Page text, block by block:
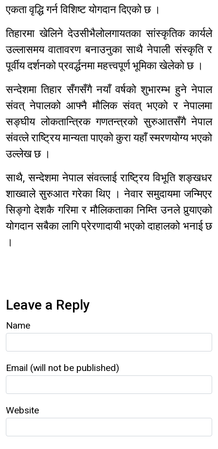
एकता वृद्धि गर्न विशिष्ट योगदान दिएको छ ।
तिहारमा खेलिने देउसीभैलोलगायतका सांस्कृतिक कार्यले
उल्लासमय वातावरण बनाउनुका साथै नेपाली संस्कृति र
पूर्वीय दर्शनको प्रवर्द्धनमा महत्त्वपूर्ण भूमिका खेलेको छ ।
सन्देशमा तिहार सँगसँगै नयाँ वर्षको शुभारम्भ हुने नेपाल
संवत् नेपालको आफ्नै मौलिक संवत् भएको र नेपालमा
सङ्घीय लोकतान्त्रिक गणतन्त्रको सुरुआतसँगै नेपाल
संवत्ले राष्ट्रिय मान्यता पाएको कुरा यहाँ स्मरणयोग्य भएको
उल्लेख छ ।
साथै, सन्देशमा नेपाल संवत्लाई राष्ट्रिय विभूति शङ्खधर
शाख्वाले सुरुआत गरेका थिए । नेवार समुदायमा जन्मिएर
सिङ्गो देशकै गरिमा र मौलिकताका निम्ति उनले पुर्‍याएको
योगदान सबैका लागि प्रेरणादायी भएको दाहालको भनाई छ
।
Leave a Reply
Name
Email (will not be published)
Website